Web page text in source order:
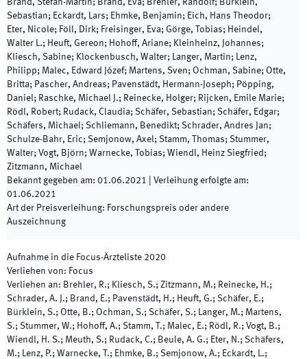
Brand, Stefan-Martin; Brand, Eva; Brehler, Randolf; Bürklein,
Sebastian; Eckardt, Lars; Ehmke, Benjamin; Eich, Hans Theodor;
Eter, Nicole; Föll, Dirk; Freisinger, Eva; Görge, Tobias; Heindel,
Walter L.; Heuft, Gereon; Hohoff, Ariane; Kleinheinz, Johannes;
Kliesch, Sabine; Klockenbusch, Walter; Langer, Martin; Lenz,
Philipp; Malec, Edward Józef; Martens, Sven; Ochman, Sabine; Otte,
Britta; Pascher, Andreas; Pavenstädt, Hermann-Joseph; Pöpping,
Daniel; Raschke, Michael J.; Reinecke, Holger; Rijcken, Emile Marie;
Rödl, Robert; Rudack, Claudia; Schäfer, Sebastian; Schäfer, Edgar;
Schäfers, Michael; Schliemann, Benedikt; Schrader, Andres Jan;
Schulze-Bahr, Eric; Semjonow, Axel; Stamm, Thomas; Stummer,
Walter; Vogt, Björn; Warnecke, Tobias; Wiendl, Heinz Siegfried;
Zitzmann, Michael
Bekannt gegeben am: 01.06.2021 Verleihung erfolgte am:
01.06.2021
Art der Preisverleihung: Forschungspreis oder andere
Auszeichnung
Aufnahme in die Focus-Ärzteliste 2020
Verliehen von: Focus
Verliehen an: Brehler, R.; Kliesch, S.; Zitzmann, M.; Reinecke, H.;
Schrader, A. J.; Brand, E.; Pavenstädt, H.; Heuft, G.; Schäfer, E.;
Bürklein, S.; Otte, B.; Ochman, S.; Schäfer, S.; Langer, M.; Martens,
S.; Stummer, W.; Hohoff, A.; Stamm, T.; Malec, E.; Rödl, R.; Vogt, B.;
Wiendl, H. S.; Meuth, S.; Rudack, C.; Beule, A. G.; Eter, N.; Schäfers,
M.; Lenz, P.; Warnecke, T.; Ehmke, B.; Semjonow, A.; Eckardt, L.;